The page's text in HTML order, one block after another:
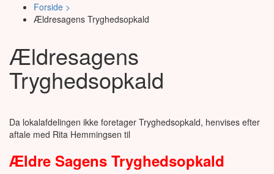
Forside >
Ældresagens Tryghedsopkald
Ældresagens
Tryghedsopkald
Da lokalafdelingen ikke foretager Tryghedsopkald, henvises efter
aftale med Rita Hemmingsen til
Ældre Sagens Tryghedsopkald